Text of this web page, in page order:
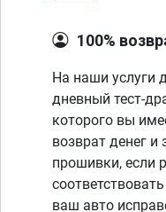
100%
На наши услуги
дневный тест-
которого вы
возврат денег и
прошивки, если
ваш авто